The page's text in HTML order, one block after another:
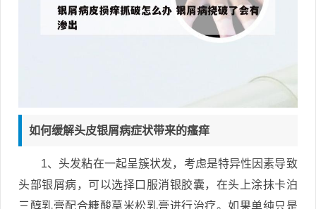
如何缓解头皮银屑病症状带来的瘙痒
1、头发粘在一起呈簇状发，考虑是特异性因素导致
头部银屑病，可以选择口服消银胶囊，在头上涂抹卡泊
三醇乳膏配合糠酸莫米松乳膏进行治疗。如果单纯只是